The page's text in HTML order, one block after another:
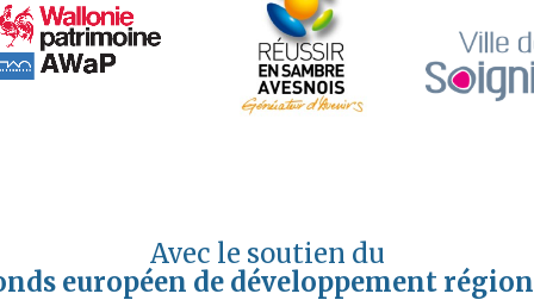
Avec le soutien du
européen de développement